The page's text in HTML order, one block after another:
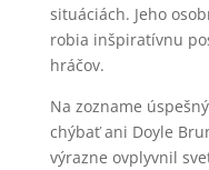
situáciách. Jeho
robia inšpiratívnu
hráčov.
Na zozname
chýbať ani Doyle
výrazne ovplyvnil